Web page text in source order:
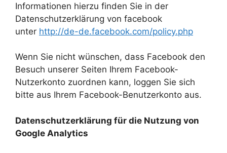
Informationen hierzu finden Sie in der
Datenschutzerklärung von facebook
unter http://de-de.facebook.com/policy.php
Wenn Sie nicht wünschen, dass Facebook den
Besuch unserer Seiten Ihrem Facebook-
Nutzerkonto zuordnen kann, loggen Sie sich
bitte aus Ihrem Facebook-Benutzerkonto aus.
Datenschutzerklärung für die Nutzung von
Google Analytics